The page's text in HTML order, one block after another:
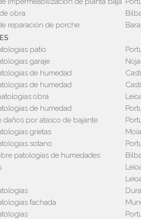
obra
reparación de porche
patio
garaje
Noja
de humedad
de humedad
obra
de humedad
daños por atasco de bajante
grietas
Moia
sotano
patologías de humedades
fachada